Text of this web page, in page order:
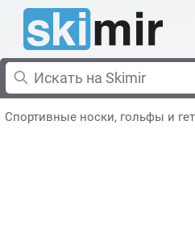
Спортивные носки, гольфы и